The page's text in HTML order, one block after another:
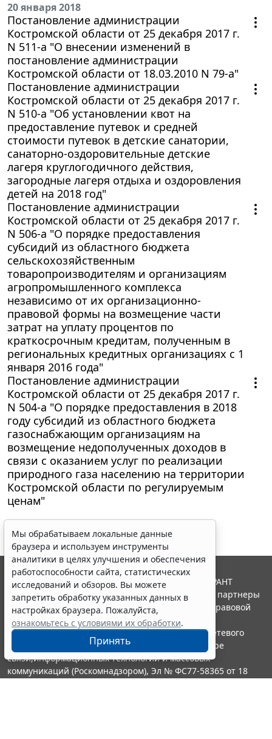
20 января 2018
Постановление администрации
Костромской области от 25 декабря 2017 г.
N 511-а "О внесении изменений в
постановление администрации
Костромской области от 18.03.2010 N 79-а"
Постановление администрации
Костромской области от 25 декабря 2017 г.
N 510-а "Об установлении квот на
предоставление путевок и средней
стоимости путевок в детские санатории,
санаторно-оздоровительные детские
лагеря круглогодичного действия,
загородные лагеря отдыха и оздоровления
детей на 2018 год"
Постановление администрации
Костромской области от 25 декабря 2017 г.
N 506-а "О порядке предоставления
субсидий из областного бюджета
сельскохозяйственным
товаропроизводителям и организациям
агропромышленного комплекса
независимо от их организационно-
правовой формы на возмещение части
затрат на уплату процентов по
краткосрочным кредитам, полученным в
региональных кредитных организациях с 1
января 2016 года"
Постановление администрации
Костромской области от 25 декабря 2017 г.
N 504-а "О порядке предоставления в 2018
году субсидий из областного бюджета
газоснабжающим организациям на
возмещение недополученных доходов в
связи с оказанием услуг по реализации
природного газа населению на территории
Костромской области по регулируемым
ценам"
Мы обрабатываем локальные данные
браузера и используем инструменты
аналитики в целях улучшения и обеспечения
работоспособности сайта, статистических
исследований и обзоров. Вы можете
запретить обработку указанных данных в
настройках браузера. Пожалуйста,
ознакомьтесь с условиями их обработки.
Принять
© ООО "НПП "ГАРАНТ-СЕРВИС", 2026. Система ГАРАНТ
выпускается с 1990 года. Компания "Гарант" и ее партнеры
являются участниками Российской ассоциации правовой
информации ГАРАНТ.
Портал ГАРАНТ.РУ зарегистрирован в качестве сетевого
издания Федеральной службой по надзору в сфере
связи,информационных технологий и массовых
коммуникаций (Роскомнадзором), Эл № ФС77-58365 от 18